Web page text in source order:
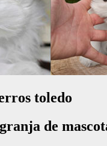
toledo
de